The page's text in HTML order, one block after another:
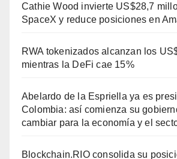
Cathie Wood invierte US$28,7
SpaceX y reduce posiciones en
RWA tokenizados alcanzan los
mientras la DeFi cae 15%
Abelardo de la Espriella ya es
Colombia: así comienza su
cambiar para la economía y el
Blockchain.RIO consolida su